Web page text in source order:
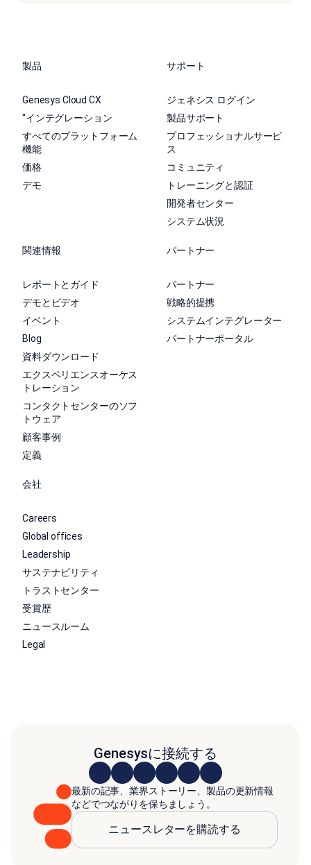
製品
Genesys Cloud CX
"インテグレーション
すべてのプラットフォーム
機能
価格
デモ
サポート
ジェネシス ログイン
製品サポート
プロフェッショナルサービ
ス
コミュニティ
トレーニングと認証
開発者センター
システム状況
関連情報
レポートとガイド
デモとビデオ
イベント
Blog
資料ダウンロード
エクスペリエンスオーケス
トレーション
コンタクトセンターのソフ
トウェア
顧客事例
定義
パートナー
パートナー
戦略的提携
システムインテグレーター
パートナーポータル
会社
Careers
Global offices
Leadership
サステナビリティ
トラストセンター
受賞歴
ニュースルーム
Legal
Genesysに接続する
最新の記事、業界ストーリー、製品の更新情報
などでつながりを保ちましょう。
ニュースレターを購読する